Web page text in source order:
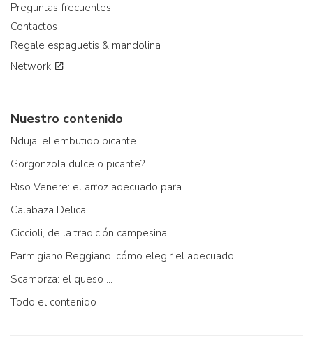
Preguntas frecuentes
Contactos
Regale espaguetis & mandolina
Network
Nuestro contenido
Nduja: el embutido picante
Gorgonzola dulce o picante?
Riso Venere: el arroz adecuado para...
Calabaza Delica
Ciccioli, de la tradición campesina
Parmigiano Reggiano: cómo elegir el adecuado
Scamorza: el queso ...
Todo el contenido